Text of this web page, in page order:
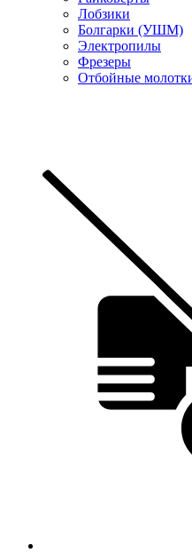
Лобзики
Болгарки (УШМ)
Электропилы
Фрезеры
Отбойные